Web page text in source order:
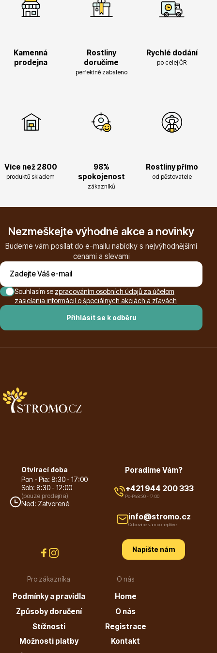
Magnólie
Květináče
Postřiky, přípravky
Kamenná
prodejna
Rostliny
doručíme
perfektně zabaleno
Rychlé dodání
po celej ČR
Více než 2800
produktů skladem
98%
spokojenost
zákazníků
Rostliny přímo
od pěstovatele
Nezmeškejte výhodné akce a novinky
Budeme vám posílat do e-mailu nabídky s nejvýhodnějšími
cenami a slevami
Přihlásit se k odběru
Souhlasím se zpracováním osobních údajů za účelom
zasielania informácií o špeciálnych akciách a zľavách
Otvírací doba
Pon - Pia: 8:30 - 17:00
Sob: 8:30 - 12:00
(pouze prodejna)
Ned: Zatvorené
Pro zákazníka
Podmínky a pravidla
Způsoby doručení
Stížnosti
Možnosti platby
O nás
Home
O nás
Registrace
Kontakt
Poradíme Vám?
+421 944 200 333
Po-Pá 8:30 - 17:00
info@stromo.cz
Odpovíme vám co nejdříve
Napište nám